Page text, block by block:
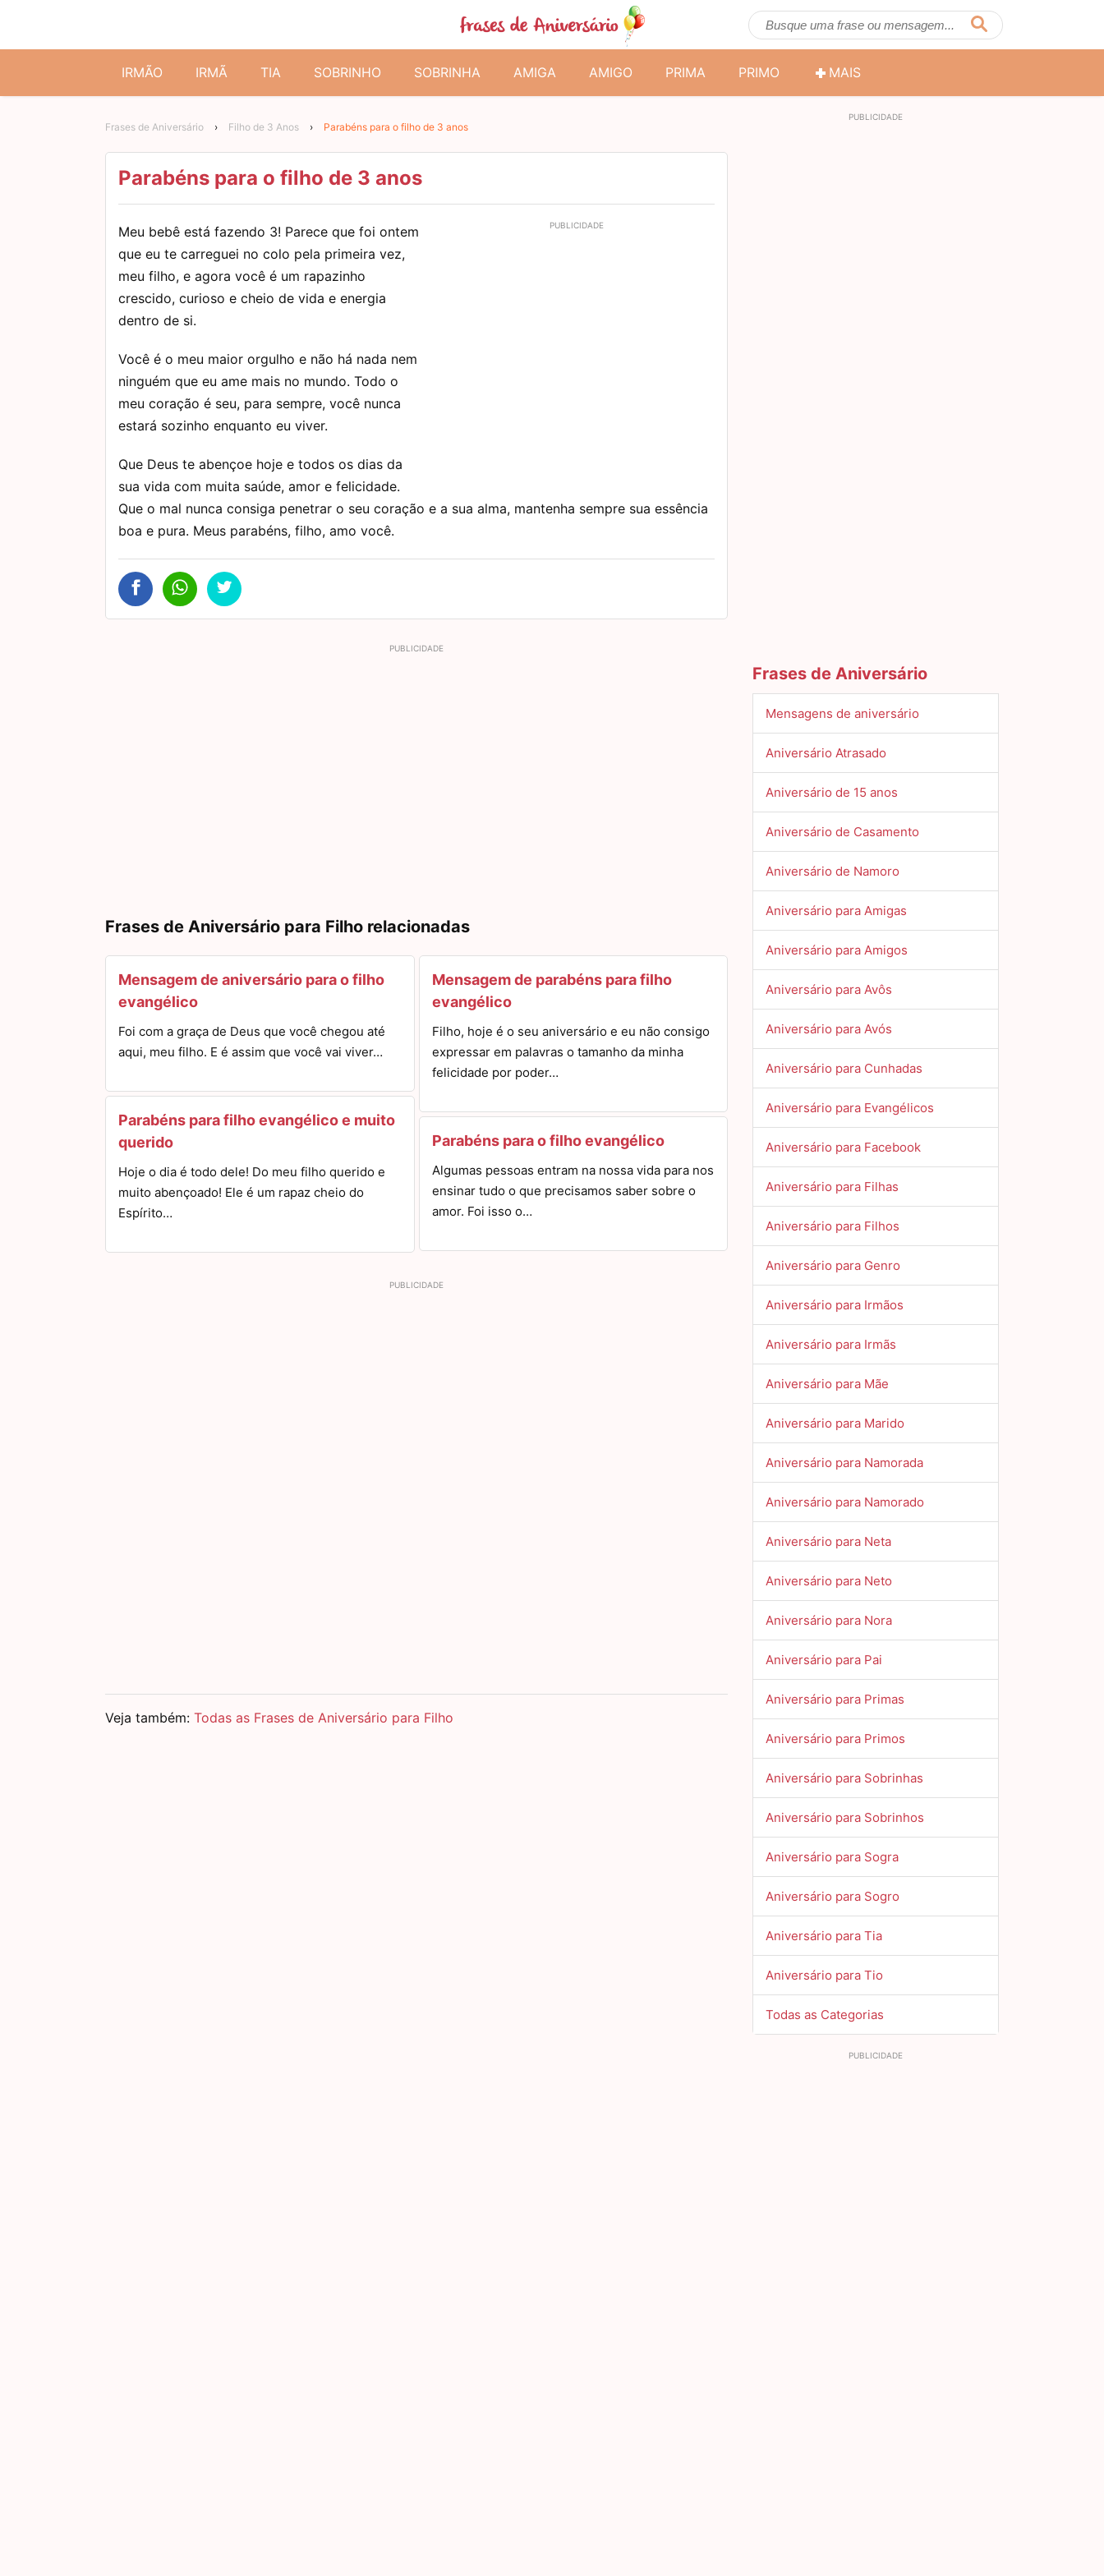
IRMÃO IRMÃ TIA SOBRINHO SOBRINHA AMIGA AMIGO PRIMA PRIMO MAIS
Frases de Aniversário › Filho de 3 Anos › Parabéns para o filho de 3 anos
Parabéns para o filho de 3 anos
Meu bebê está fazendo 3! Parece que foi ontem
que eu te carreguei no colo pela primeira vez,
meu filho, e agora você é um rapazinho
crescido, curioso e cheio de vida e energia
dentro de si.
Você é o meu maior orgulho e não há nada nem
ninguém que eu ame mais no mundo. Todo o
meu coração é seu, para sempre, você nunca
estará sozinho enquanto eu viver.
Que Deus te abençoe hoje e todos os dias da
sua vida com muita saúde, amor e felicidade.
Que o mal nunca consiga penetrar o seu coração e a sua alma, mantenha sempre sua essência
boa e pura. Meus parabéns, filho, amo você.
Frases de Aniversário para Filho relacionadas
Mensagem de aniversário para o filho
evangélico
Foi com a graça de Deus que você chegou até
aqui, meu filho. E é assim que você vai viver…
Parabéns para filho evangélico e muito
querido
Hoje o dia é todo dele! Do meu filho querido e
muito abençoado! Ele é um rapaz cheio do
Espírito…
Mensagem de parabéns para filho
evangélico
Filho, hoje é o seu aniversário e eu não consigo
expressar em palavras o tamanho da minha
felicidade por poder…
Parabéns para o filho evangélico
Algumas pessoas entram na nossa vida para nos
ensinar tudo o que precisamos saber sobre o
amor. Foi isso o…
Veja também: Todas as Frases de Aniversário para Filho
Frases de Aniversário
Mensagens de aniversário
Aniversário Atrasado
Aniversário de 15 anos
Aniversário de Casamento
Aniversário de Namoro
Aniversário para Amigas
Aniversário para Amigos
Aniversário para Avôs
Aniversário para Avós
Aniversário para Cunhadas
Aniversário para Evangélicos
Aniversário para Facebook
Aniversário para Filhas
Aniversário para Filhos
Aniversário para Genro
Aniversário para Irmãos
Aniversário para Irmãs
Aniversário para Mãe
Aniversário para Marido
Aniversário para Namorada
Aniversário para Namorado
Aniversário para Neta
Aniversário para Neto
Aniversário para Nora
Aniversário para Pai
Aniversário para Primas
Aniversário para Primos
Aniversário para Sobrinhas
Aniversário para Sobrinhos
Aniversário para Sogra
Aniversário para Sogro
Aniversário para Tia
Aniversário para Tio
Todas as Categorias